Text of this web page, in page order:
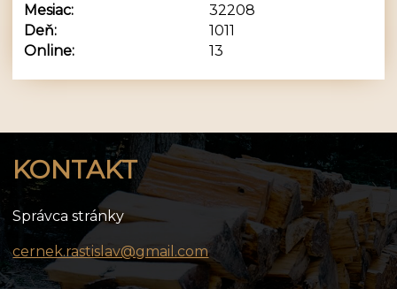
Online: 13
Mesiac:
32208
Deň:
1011
KONTAKT
Správca stránky
cernek.rastislav@gmail.com